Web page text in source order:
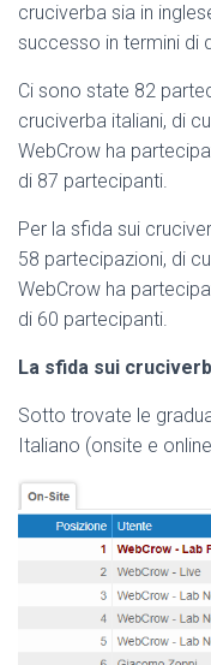
cruciverba sia in
successo in termini di
Ci sono state 82
cruciverba italiani, di
WebCrow ha
di 87 partecipanti.
Per la sfida sui
58 partecipazioni, di
WebCrow ha
di 60 partecipanti.
La sfida sui
Sotto trovate le
Italiano (onsite e